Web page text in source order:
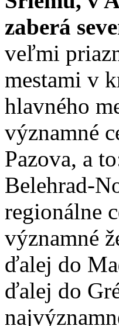
zaberá
veľmi
mestami v
hlavného
významné
Pazova, a
Belehrad-
regionálne
významné
ďalej do
ďalej do